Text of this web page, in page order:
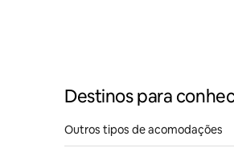
Destinos para
Outros tipos de acomodações